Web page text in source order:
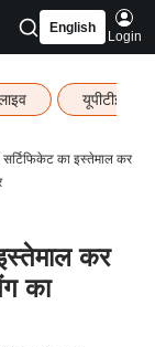
English
Login
यूपीटीईटी
का इस्तेमाल कर
कर
का